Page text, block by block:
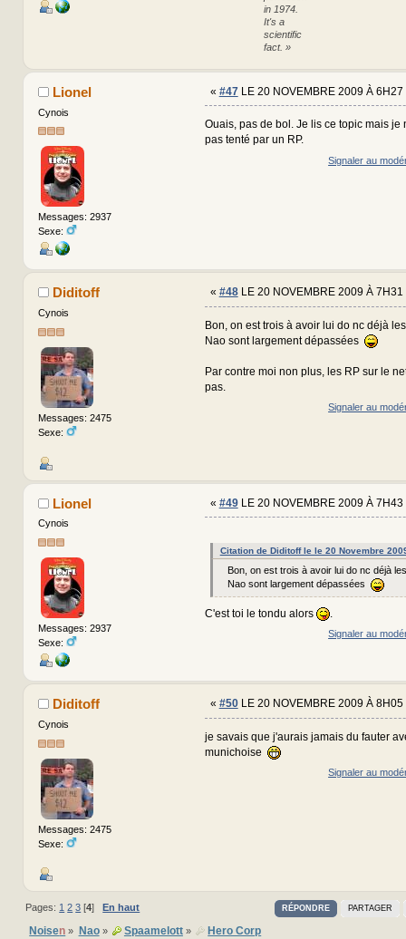
in 1974.
It's a
scientific
fact. »
Lionel
Cynois
Messages: 2937
Sexe:
« #47LE 20 NOVEMBRE 2009 À 6H27
Ouais, pas de bol. Je lis ce topic mais je
pas tenté par un RP.
Signaler au
Diditoff
Cynois
Messages: 2475
Sexe:
« #48LE 20 NOVEMBRE 2009 À 7H31
Bon, on est trois à avoir lui do nc déjà
Nao sont largement dépassées
Par contre moi non plus, les RP sur le
pas.
Signaler au
Lionel
Cynois
Messages: 2937
Sexe:
« #49LE 20 NOVEMBRE 2009 À 7H43
Citation de Diditoff le le 20 Novembre
Bon, on est trois à avoir lui do nc déjà
Nao sont largement dépassées
C'est toi le tondu alors .
Signaler au
Diditoff
Cynois
Messages: 2475
Sexe:
« #50LE 20 NOVEMBRE 2009 À 8H05
je savais que j'aurais jamais du fauter
munichoise
Signaler au
RÉPONDRE PARTAGER
Pages:1 2 3 [4] En haut
Noisen » Nao» Spaamelott» Hero Corp